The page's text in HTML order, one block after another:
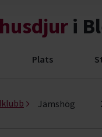
i
Plats
Jämshög